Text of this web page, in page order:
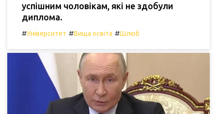
успішним чоловікам, які не здобули
диплома.
#Університет #Вища освіта #Шлюб